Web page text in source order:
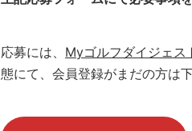
応募には、 Myゴルフダイジェス
態にて、会員登録がまだの方は